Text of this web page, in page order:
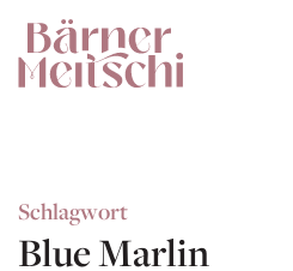
Schlagwort
Blue Marlin